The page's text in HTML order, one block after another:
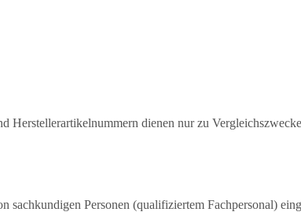
Herstellerartikelnummern dienen nur zu
sachkundigen Personen (qualifiziertem Fachpersonal)